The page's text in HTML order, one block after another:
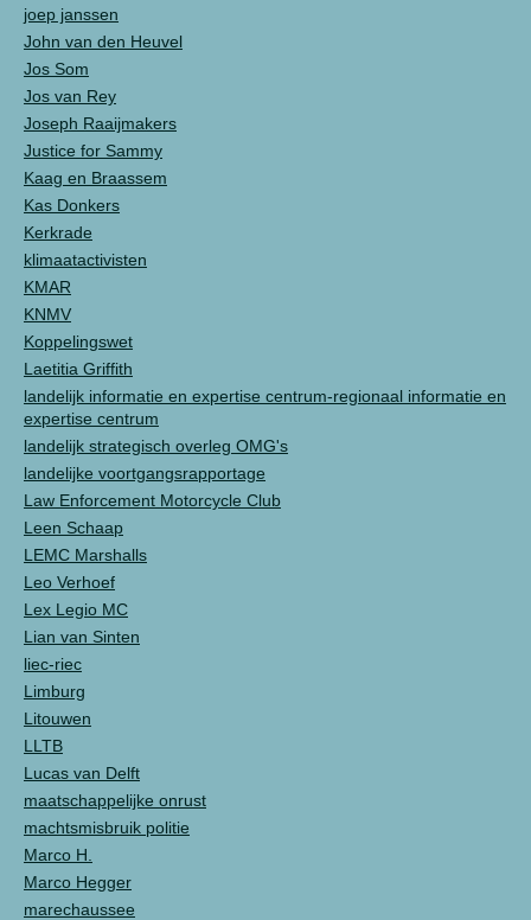
joep janssen
John van den Heuvel
Jos Som
Jos van Rey
Joseph Raaijmakers
Justice for Sammy
Kaag en Braassem
Kas Donkers
Kerkrade
klimaatactivisten
KMAR
KNMV
Koppelingswet
Laetitia Griffith
landelijk informatie en expertise centrum-regionaal informatie en
expertise centrum
landelijk strategisch overleg OMG's
landelijke voortgangsrapportage
Law Enforcement Motorcycle Club
Leen Schaap
LEMC Marshalls
Leo Verhoef
Lex Legio MC
Lian van Sinten
liec-riec
Limburg
Litouwen
LLTB
Lucas van Delft
maatschappelijke onrust
machtsmisbruik politie
Marco H.
Marco Hegger
marechaussee